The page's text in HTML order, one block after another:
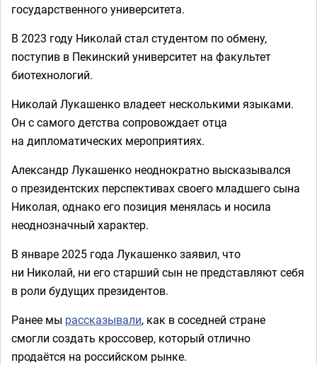
государственного университета.
В 2023 году Николай стал студентом по обмену,
поступив в Пекинский университет на факультет
биотехнологий.
Николай Лукашенко владеет несколькими языками.
Он с самого детства сопровождает отца
на дипломатических мероприятиях.
Александр Лукашенко неоднократно высказывался
о президентских перспективах своего младшего сына
Николая, однако его позиция менялась и носила
неоднозначный характер.
В январе 2025 года Лукашенко заявил, что
ни Николай, ни его старший сын не представляют себя
в роли будущих президентов.
Ранее мы рассказывали, как в соседней стране
смогли создать кроссовер, который отлично
продаётся на российском рынке.